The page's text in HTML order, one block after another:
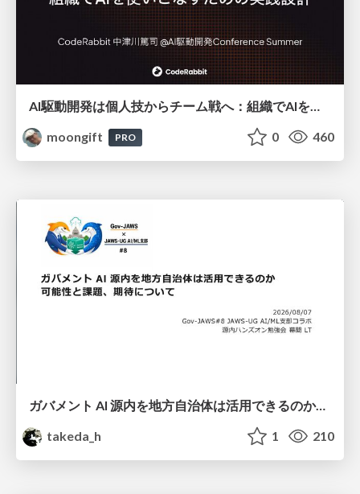
AI駆動開発は個人技からチーム戦へ：組織でAIを使いこなすための実践設計
moongift
PRO 0 460
ガバメント AI 源内を地方自治体は活用できるのか 可能性と課題、期待について
takeda_h
1 210